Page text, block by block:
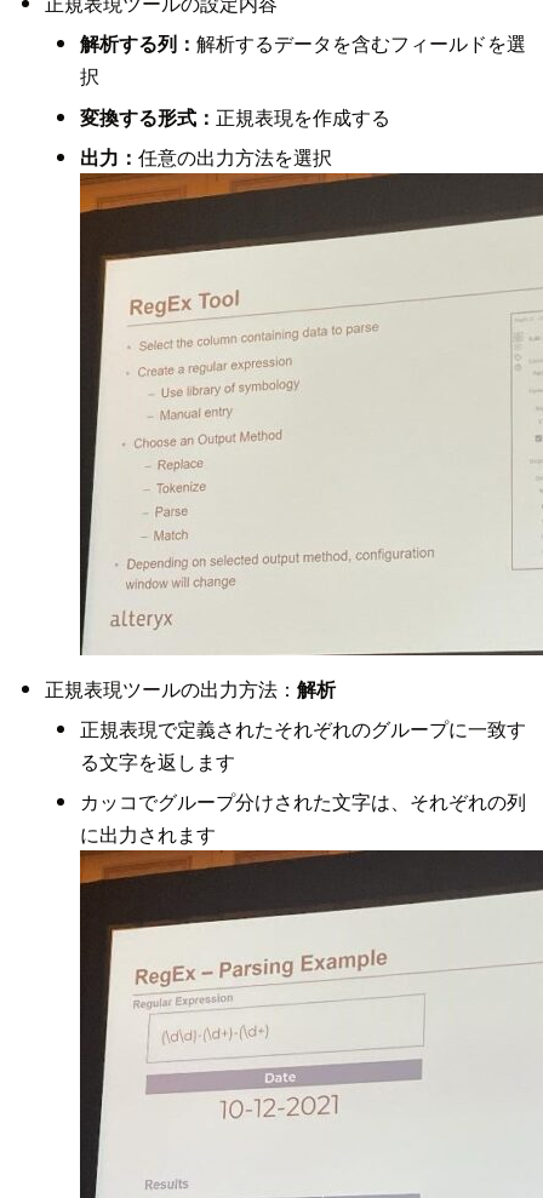
解析する列： 解析するデータを含むフィールドを選
択
変換する形式： 正規表現を作成する
出力： 任意の出力方法を選択
正規表現ツールの出力方法： 解析
正規表現で定義されたそれぞれのグループに一致す
る文字を返します
カッコでグループ分けされた文字は、それぞれの列
に出力されます